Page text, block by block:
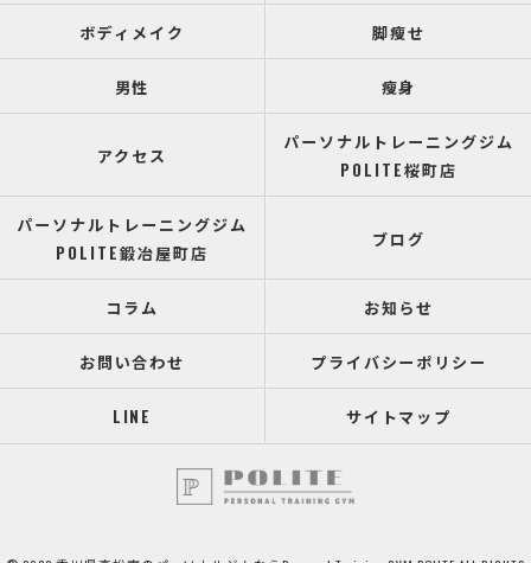
ボディメイク 脚瘦せ
男性 瘦身
アクセス
パーソナルトレーニングジム
POLITE桜町店
パーソナルトレーニングジム
POLITE鍛冶屋町店
ブログ
コラム お知らせ
お問い合わせ プライバシーポリシー
LINE サイトマップ